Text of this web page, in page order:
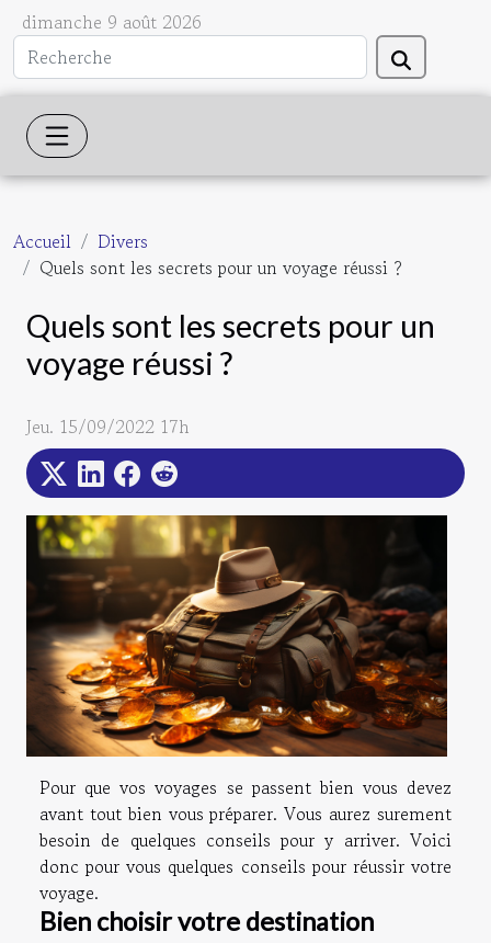
dimanche 9 août 2026
Accueil
Divers
Quels sont les secrets pour un voyage réussi ?
Quels sont les secrets pour un
voyage réussi ?
Jeu. 15/09/2022 17h
Pour que vos voyages se passent bien vous devez
avant tout bien vous préparer. Vous aurez surement
besoin de quelques conseils pour y arriver. Voici
donc pour vous quelques conseils pour réussir votre
voyage.
Bien choisir votre destination